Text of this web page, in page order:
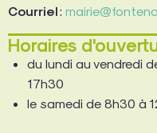
Courriel:
Horaires
du lundi au vendredi
17h30
le samedi de 8h30 à